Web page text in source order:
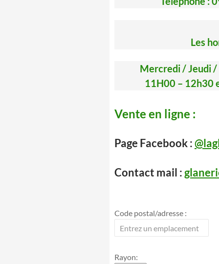
Les
Mercredi / Jeudi /
11H00 – 12h30
Vente en ligne :
Page Facebook :
Contact mail :
Code postal/adresse :
Rayon: